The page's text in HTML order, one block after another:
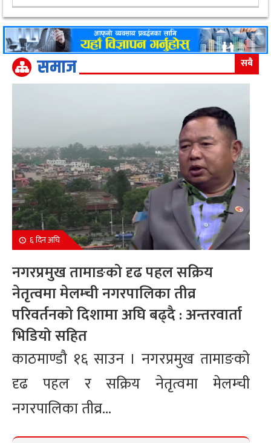
समाज सबै
६ दिन अघि
नगरप्रमुख तामाङको दृढ पहल सक्रिय
नेतृत्वमा मेलम्ची नगरपालिका तीव्र
परिवर्तनको दिशामा अघि बढ्दै : अन्तरवार्ता
भिडियो सहित
काठमाण्डौ १६ साउन । नगरप्रमुख तामाङको
दृढ पहल र सक्रिय नेतृत्वमा मेलम्ची
नगरपालिका तीव्र...